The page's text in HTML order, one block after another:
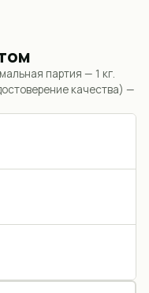
партия — 1 кг.
качества) —